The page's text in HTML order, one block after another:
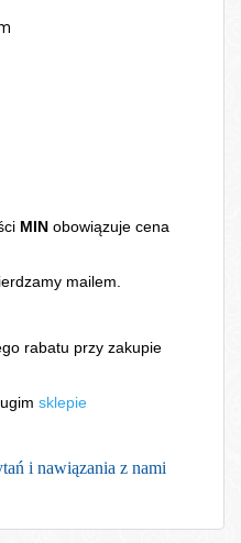
MIN obowiązuje cena
mailem.
rabatu przy zakupie
sklepie
i nawiązania z nami